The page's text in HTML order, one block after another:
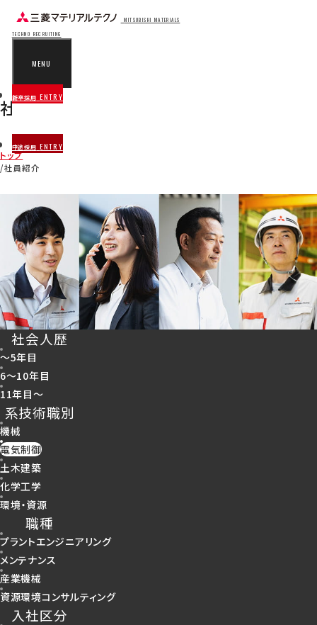
MITSUBISHI MATERIALS
TECHNO RECRUITING
MENU
新卒採用 ENTRY
中途採用 ENTRY
社員紹介
トップ
社員紹介
社会人歴
～5年目
6〜10年目
11年目～
系技術職別
機械
電気制御
土木建築
化学工学
環境・資源
職種
プラントエンジニアリング
メンテナンス
産業機械
資源環境コンサルティング
入社区分